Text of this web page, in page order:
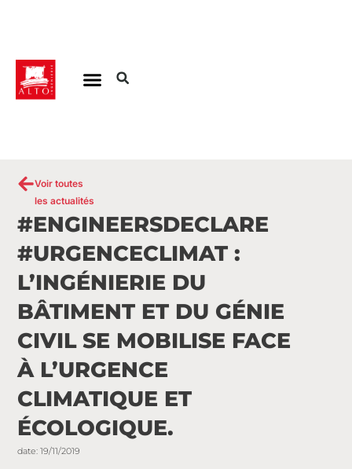
Voir toutes
les actualités
#ENGINEERSDECLARE
#URGENCECLIMAT :
L’INGÉNIERIE DU
BÂTIMENT ET DU GÉNIE
CIVIL SE MOBILISE FACE
À L’URGENCE
CLIMATIQUE ET
ÉCOLOGIQUE.
date: 19/11/2019